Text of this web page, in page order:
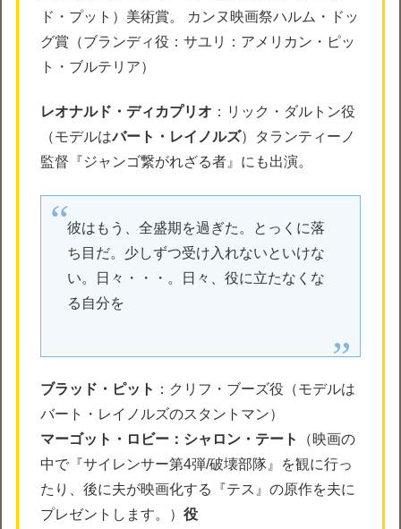
ド・プット）美術賞。 カンヌ映画祭ハルム・ドッ
グ賞（ブランディ役：サユリ：アメリカン・ピッ
ト・ブルテリア）
レオナルド・ディカプリオ ：リック・ダルトン役
（モデルはバート・レイノルズ）タランティーノ
監督『ジャンゴ繋がれざる者』にも出演。
彼はもう、全盛期を過ぎた。とっくに落
ち目だ。少しずつ受け入れないといけな
い。日々・・・。日々、役に立たなくな
る自分を
ブラッド・ピット ：クリフ・ブーズ役（モデルは
バート・レイノルズのスタントマン）
マーゴット・ロビー：シャロン・テート
（映画の
中で『サイレンサー第4弾/破壊部隊』を観に行っ
たり、後に夫が映画化する『テス』の原作を夫に
プレゼントします。）役